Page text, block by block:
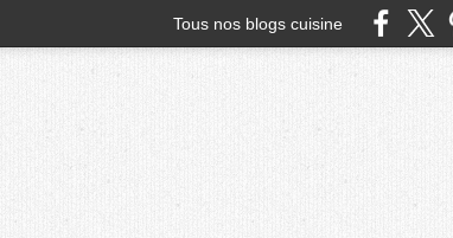
Tous nos blogs cuisine